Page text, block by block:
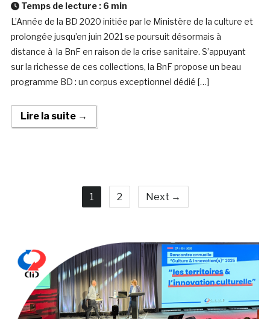
Temps de lecture : 6 min
L’Année de la BD 2020 initiée par le Ministère de la culture et
prolongée jusqu’en juin 2021 se poursuit désormais à
distance à la BnF en raison de la crise sanitaire. S’appuyant
sur la richesse de ces collections, la BnF propose un beau
programme BD : un corpus exceptionnel dédié […]
Lire la suite →
1 2 Next →